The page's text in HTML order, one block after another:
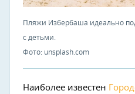
Пляжи Избербаша идеально
с детьми.
Фото: unsplash.com
Наиболее известен